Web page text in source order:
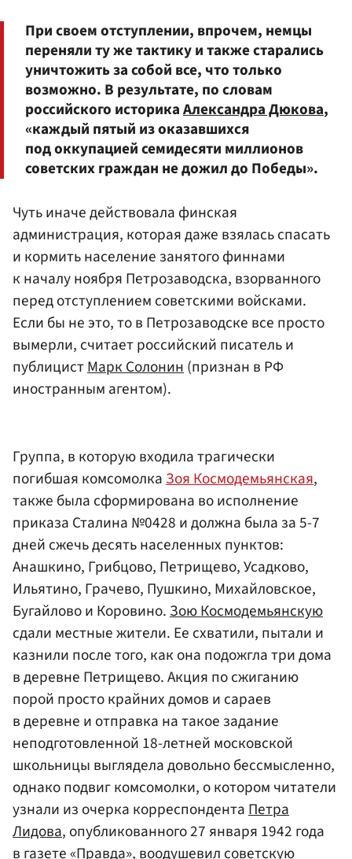
При своем отступлении, впрочем, немцы
переняли ту же тактику и также старались
уничтожить за собой все, что только
возможно. В результате, по словам
российского историкаАлександра Дюкова,
«каждый пятый из оказавшихся
под оккупацией семидесяти миллионов
советских граждан не дожил до Победы».
Чуть иначе действовала финская
администрация, которая даже взялась спасать
и кормить население занятого финнами
к началу ноября Петрозаводска, взорванного
перед отступлением советскими войсками.
Если бы не это, то в Петрозаводске все просто
вымерли, считает российский писатель и
публицистМарк Солонин(признан в РФ
иностранным агентом).
Группа, в которую входила трагически
погибшая комсомолкаЗоя Космодемьянская,
также была сформирована во исполнение
приказа Сталина №0428 и должна была за 5-7
дней сжечь десять населенных пунктов:
Анашкино, Грибцово, Петрищево, Усадково,
Ильятино, Грачево, Пушкино, Михайловское,
Бугайлово и Коровино.Зою Космодемьянскую
сдали местные жители. Ее схватили, пытали и
казнили после того, как она подожгла три дома
в деревне Петрищево. Акция по сжиганию
порой просто крайних домов и сараев
в деревне и отправка на такое задание
неподготовленной 18-летней московской
школьницы выглядела довольно бессмысленно,
однако подвиг комсомолки, о котором читатели
узнали из очерка корреспондентаПетра
Лидова, опубликованного 27 января 1942 года
в газете «Правда», воодушевил советскую